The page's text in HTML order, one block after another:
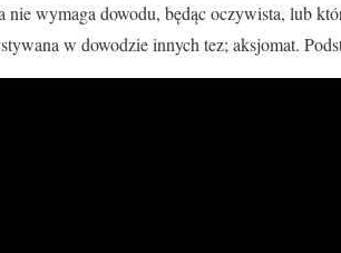
wymaga dowodu, będąc oczywista, lub
w dowodzie innych tez; aksjomat.